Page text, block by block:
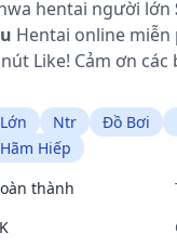
hentai người lớn
Hentai online
Like! Cảm ơn
Ntr Đồ Bơi
Hãm Hiếp
thành